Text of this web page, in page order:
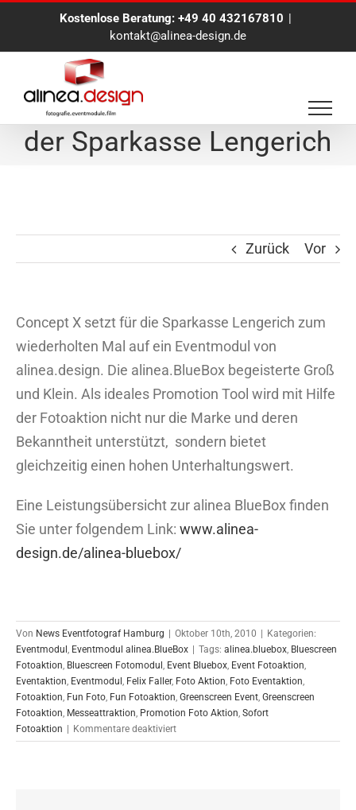
Kostenlose Beratung: +49 40 432167810 |
kontakt@alinea-design.de
Die alinea.BlueBox bei
der Sparkasse Lengerich
Zurück Vor
Concept X setzt für die Sparkasse Lengerich zum
wiederholten Mal auf ein Eventmodul von
alinea.design. Die alinea.BlueBox begeisterte Groß
und Klein. Als ideales Promotion Tool wird mit Hilfe
der Fotoaktion nicht nur die Marke und deren
Bekanntheit unterstützt, sondern bietet
gleichzeitig einen hohen Unterhaltungswert.
Eine Leistungsübersicht zur alinea BlueBox finden
Sie unter folgendem Link: www.alinea-
design.de/alinea-bluebox/
Von News Eventfotograf Hamburg Oktober 10th, 2010
Kategorien:
Eventmodul , Eventmodul alinea.BlueBox Tags: alinea.bluebox, Bluescreen
Fotoaktion, Bluescreen Fotomodul , Event Bluebox, Event Fotoaktion,
Eventaktion, Eventmodul , Felix Faller, Foto Aktion, Foto Eventaktion,
Fotoaktion, Fun Foto, Fun Fotoaktion, Greenscreen Event, Greenscreen
Fotoaktion, Messeattraktion, Promotion Foto Aktion, Sofort
Fotoaktion
Kommentare deaktiviertfür
Die